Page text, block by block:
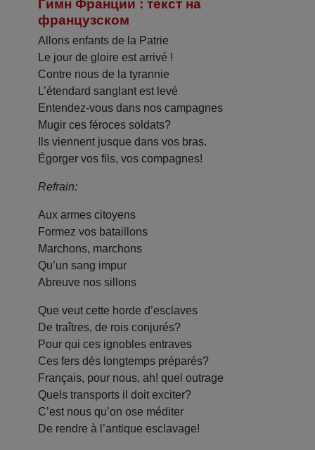
Гимн Франции : текст на
французском
Allons enfants de la Patrie
Le jour de gloire est arrivé !
Contre nous de la tyrannie
L’étendard sanglant est levé
Entendez-vous dans nos campagnes
Mugir ces féroces soldats?
Ils viennent jusque dans vos bras.
Égorger vos fils, vos compagnes!
Refrain:
Aux armes citoyens
Formez vos bataillons
Marchons, marchons
Qu’un sang impur
Abreuve nos sillons
Que veut cette horde d’esclaves
De traîtres, de rois conjurés?
Pour qui ces ignobles entraves
Ces fers dès longtemps préparés?
Français, pour nous, ah! quel outrage
Quels transports il doit exciter?
C’est nous qu’on ose méditer
De rendre à l’antique esclavage!